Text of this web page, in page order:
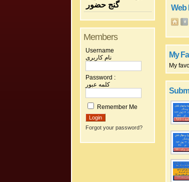
گنج حضور
Members
Username
نام کاربری
Password :
کلمه عبور
Remember Me
Forgot your password?
Web
My
My